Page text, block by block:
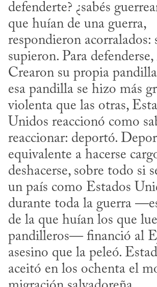
defenderte? ¿sabés
que huían de una guerra,
respondieron acorralados:
supieron. Para
Crearon su propia
esa pandilla se hizo más
violenta que las otras,
Unidos reaccionó como
reaccionar: deportó.
equivalente a hacerse
deshacerse, sobre todo si
un país como Estados
durante toda la guerra
de la que huían los que
pandilleros— financió al
asesino que la peleó.
aceitó en los ochenta el